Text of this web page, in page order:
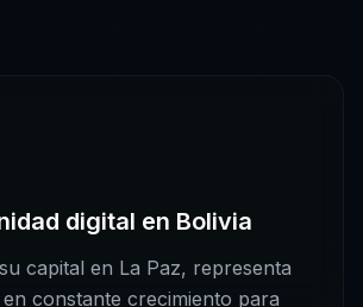
digital en Bolivia
capital en La Paz, representa
constante crecimiento para